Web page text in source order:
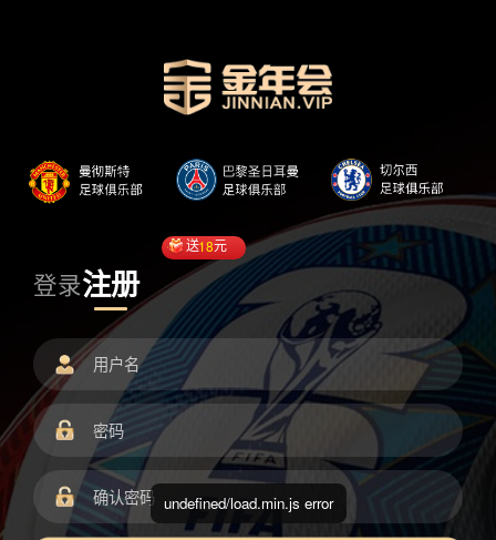
登录注册
送18元
undefined/load.min.js error